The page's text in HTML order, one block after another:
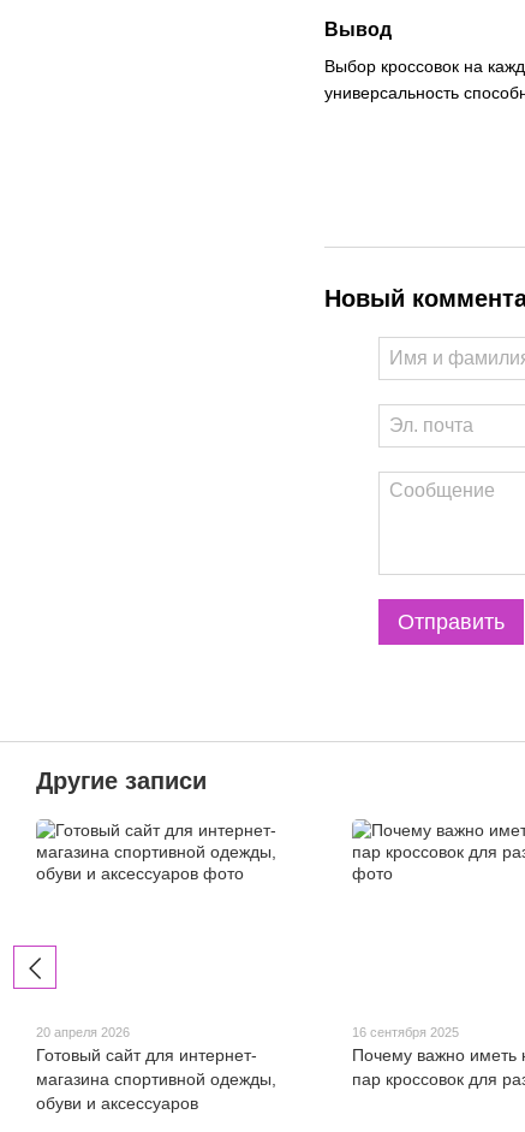
Вывод
Выбор кроссовок на
универсальность
Новый
Отправить
Другие записи
20 апреля 2026
Готовый сайт для интернет-
магазина спортивной одежды,
обуви и аксессуаров
16 сентября 2025
Почему важно иметь
пар кроссовок для